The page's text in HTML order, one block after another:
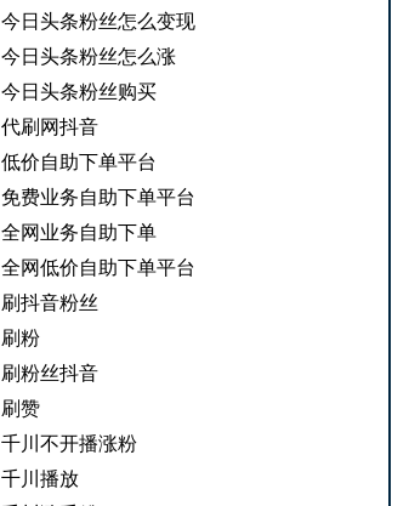
今日头条粉丝怎么变现
今日头条粉丝怎么涨
今日头条粉丝购买
代刷网抖音
低价自助下单平台
免费业务自助下单平台
全网业务自助下单
全网低价自助下单平台
刷抖音粉丝
刷粉
刷粉丝抖音
刷赞
千川不开播涨粉
千川播放